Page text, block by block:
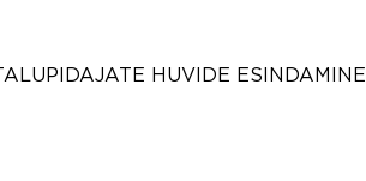
HUVIDE ESINDAMINE